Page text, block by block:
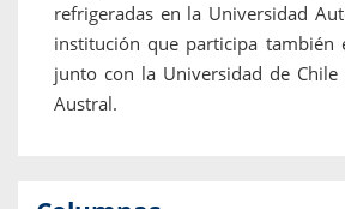
refrigeradas en la Universidad
institución que participa también
junto con la Universidad de
Austral.